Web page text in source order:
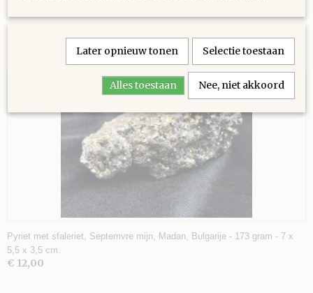
Ook interessant
Pyriet met sfaleriet, Septemvre mijn, Madan, Bulgarije - 173 gram - 7 x
5,5 x 3,5 cm.
€ 12,00
Later opnieuw tonen Selectie toestaan
Alles toestaan Nee, niet akkoord